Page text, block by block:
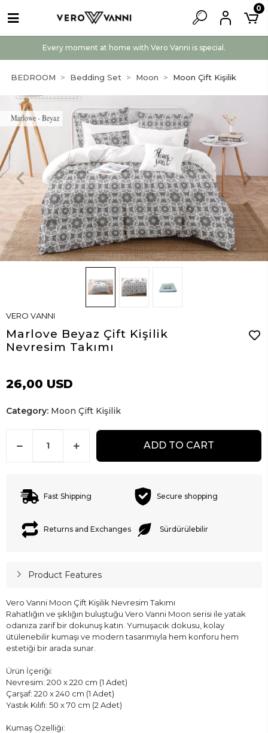
Every moment at home with Vero Vanni is special.
0
BEDROOM Bedding Set Moon Moon Çift Kişilik
VERO VANNI
Marlove Beyaz Çift Kişilik
Nevresim Takımı
26,00 USD
Category: Moon Çift Kişilik
ADD TO CART
Fast Shipping Secure shopping
Returns and Exchanges Sürdürülebilir
Product Features
Vero Vanni Moon Çift Kişilik Nevresim Takımı
Rahatlığın ve şıklığın buluştuğu Vero Vanni Moon serisi ile yatak
odanıza zarif bir dokunuş katın. Yumuşacık dokusu, kolay
ütülenebilir kumaşı ve modern tasarımıyla hem konforu hem
estetiği bir arada sunar.
Ürün İçeriği:
Nevresim: 200 x 220 cm (1 Adet)
Çarşaf: 220 x 240 cm (1 Adet)
Yastık Kılıfı: 50 x 70 cm (2 Adet)
Kumaş Özelliği: